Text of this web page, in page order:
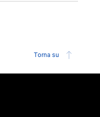
Torna su